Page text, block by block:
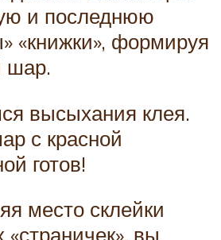
и последнюю
«книжки», формируя
шар.
высыхания клея.
с красной
готов!
место склейки
вы